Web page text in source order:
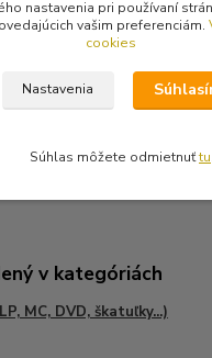
ty sám
Are Bastards)
v kategóriách
MC, DVD, škatuľky...)
nastavenia pri používaní
vašim preferenciám.
cookies
Nastavenia
Súhlas môžete odmietnuťtu